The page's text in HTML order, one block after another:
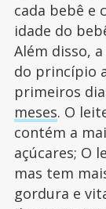
cada bebê e
idade do
Além disso,
do princípio
primeiros
meses. O
contém a
açúcares; O
mas tem
gordura e